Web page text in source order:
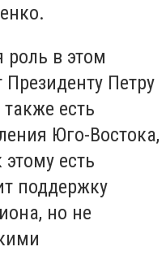
роль в этом
Петру
есть
Юго-Востока,
есть
поддержку
но не